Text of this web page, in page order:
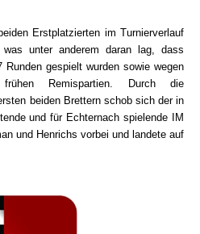
Erstplatzierten im Turnierverlauf
was unter anderem daran lag, dass
gespielt wurden sowie wegen
Remispartien. Durch die
beiden Brettern schob sich der in
und für Echternach spielende IM
und Henrichs vorbei und landete auf